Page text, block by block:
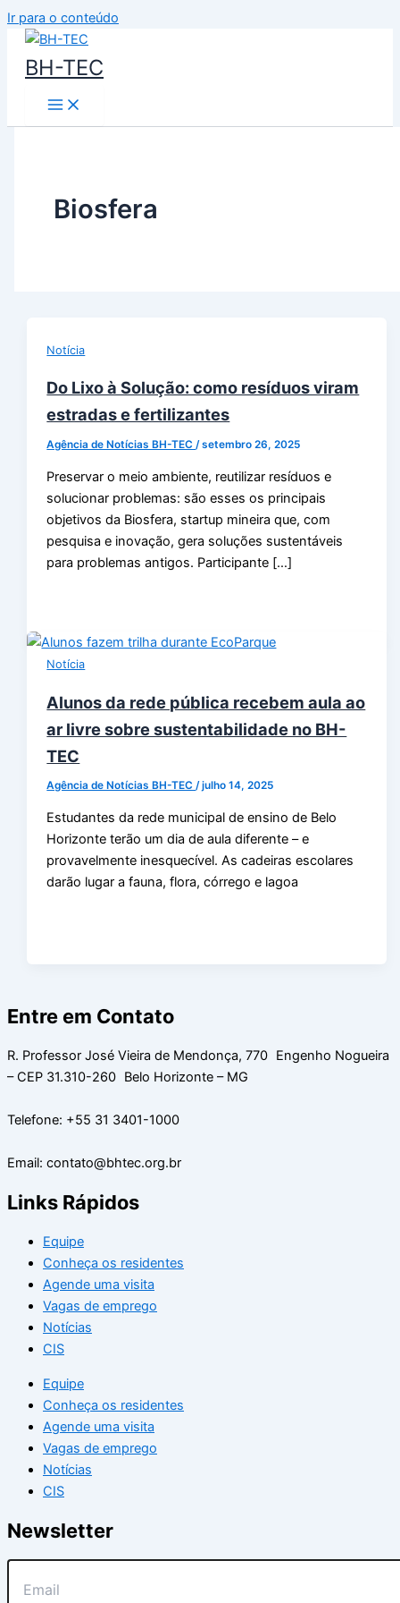
Ir para o conteúdo
BH-TEC
Biosfera
Notícia
Do Lixo à Solução: como resíduos viram
estradas e fertilizantes
Agência de Notícias BH-TEC/setembro 26, 2025
Preservar o meio ambiente, reutilizar resíduos e
solucionar problemas: são esses os principais
objetivos da Biosfera, startup mineira que, com
pesquisa e inovação, gera soluções sustentáveis
para problemas antigos. Participante […]
Notícia
Alunos da rede pública recebem aula ao
ar livre sobre sustentabilidade no BH-
TEC
Agência de Notícias BH-TEC/julho 14, 2025
Estudantes da rede municipal de ensino de Belo
Horizonte terão um dia de aula diferente – e
provavelmente inesquecível. As cadeiras escolares
darão lugar a fauna, flora, córrego e lagoa
Entre em Contato
R. Professor José Vieira de Mendonça, 770 Engenho Nogueira
– CEP 31.310-260 Belo Horizonte – MG
Telefone: +55 31 3401-1000
Email: contato@bhtec.org.br
Links Rápidos
Equipe
Conheça os residentes
Agende uma visita
Vagas de emprego
Notícias
CIS
Equipe
Conheça os residentes
Agende uma visita
Vagas de emprego
Notícias
CIS
Newsletter